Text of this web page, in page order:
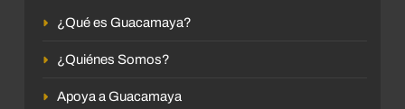
¿Qué es Guacamaya?
¿Quiénes Somos?
Apoya a Guacamaya